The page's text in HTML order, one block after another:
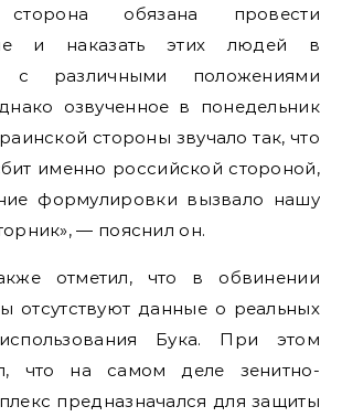
сторона обязана провести
и наказать этих людей в
с различными положениями
озвученное в понедельник
стороны звучало так, что
именно российской стороной,
формулировки вызвало нашу
— пояснил он.
отметил, что в обвинении
отсутствуют данные о реальных
Бука. При этом
что на самом деле зенитно-
предназначался для защиты